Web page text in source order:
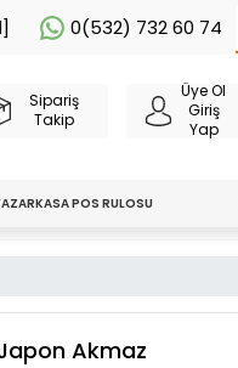
0(532) 732 60 74
Sipariş
Takip
Üye Ol
Giriş
Yap
POS RULOSU
Akmaz